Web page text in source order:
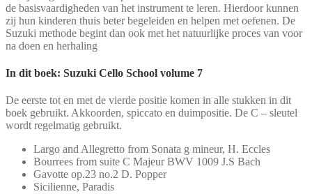
de basisvaardigheden van het instrument te leren. Hierdoor kunnen
zij hun kinderen thuis beter begeleiden en helpen met oefenen. De
Suzuki methode begint dan ook met het natuurlijke proces van voor
na doen en herhaling
In dit boek: Suzuki Cello School volume 7
De eerste tot en met de vierde positie komen in alle stukken in dit
boek gebruikt. Akkoorden, spiccato en duimpositie. De C – sleutel
wordt regelmatig gebruikt.
Largo and Allegretto from Sonata g mineur, H. Eccles
Bourrees from suite C Majeur BWV 1009 J.S Bach
Gavotte op.23 no.2 D. Popper
Sicilienne, Paradis